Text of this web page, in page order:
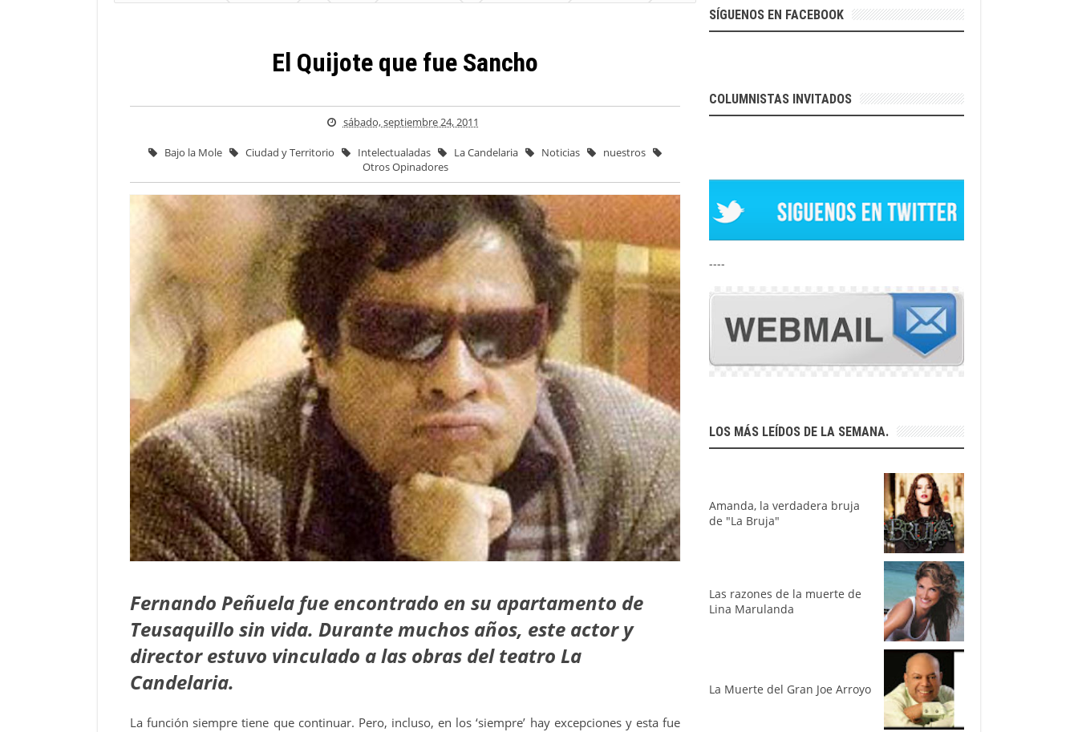
Noticias
nuestros Otros Opinadores El Quijote que fue Sancho
El Quijote que fue Sancho
sábado, septiembre 24, 2011
Bajo la Mole Ciudad y Territorio Intelectualadas La Candelaria Noticias
nuestros
Otros Opinadores
Fernando Peñuela fue encontrado en su apartamento de
Teusaquillo sin vida. Durante muchos años, este actor y
director estuvo vinculado a las obras del teatro La
Candelaria.
La función siempre tiene que continuar. Pero, incluso, en los ‘siempre’ hay excepciones y esta fue
SÍGUENOS EN FACEBOOK
COLUMNISTAS INVITADOS
----
LOS MÁS LEÍDOS DE LA SEMANA.
Amanda, la verdadera bruja
de "La Bruja"
Las razones de la muerte de
Lina Marulanda
La Muerte del Gran Joe Arroyo